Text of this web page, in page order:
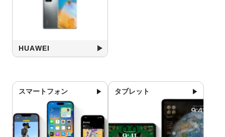
HUAWEI
スマートフォン タブレット